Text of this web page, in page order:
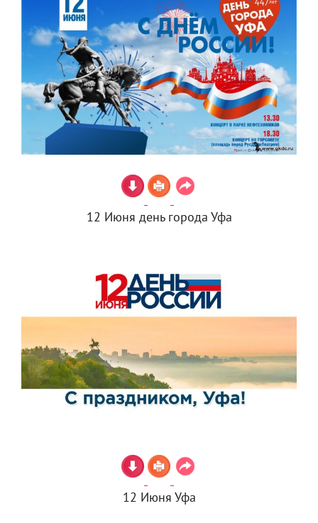
12 Июня день города Уфа
12 Июня Уфа